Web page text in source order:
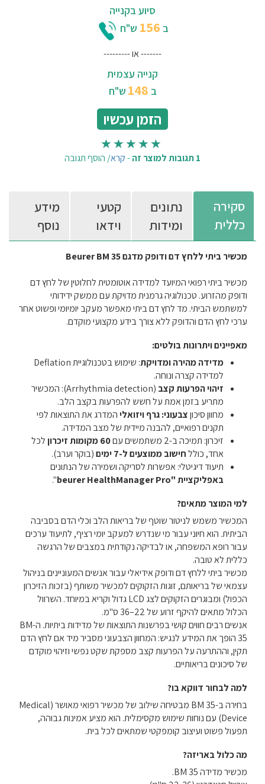
סיוע בקנייה
ב 156 ש"ח
------- או ---------
קנייה עצמית
ב 148 ש"ח
הזמן עכשיו
1 תגובות למוצר זה -קרא/ הוסף תגובה
סקירה
כללית
נתונים
ומידות
קטעי
וידאו
מידע
נוסף
מכשיר ביתי ללחץ דם ודופק מדגם Beurer BM 35
מכשיר ביתי רפואי המיועד למדידה אוטומטית לחלוטין של לחץ דם
ודופק מהזרוע. טכנולוגיה גרמנית מדויקת עם ממשק ידידותי
למשתמש הביתי. מד לחץ דם ביתי מאפשר מעקב יומיומי ופשוט אחר
ערכי לחץ הדם והדופק ללא צורך בידע מקצועי מוקדם.
מאפיינים ויתרונות בולטים:
מדידה מהירה ומדויקת
: שימוש בטכנולוגיית Deflation
למדידה קצרה ונוחה.
זיהוי הפרעות קצב
(Arrhythmia detection): המכשיר
מתריע בזמן אמת על חשש להפרעות בקצב הלב.
מחוון סיכוןצבעוני: גרף ויזואליהמדרג את התוצאות לפי
תקנים רפואיים, להבנה מיידית של מצב המדידה.
זיכרון: תמיכה ב-2 משתמשים עם
60 מקומות זיכרון
לכל
אחד, כוללחישוב ממוצעים ל-7 ימים
(בוקר וערב).
תיעוד דיגיטלי: אפשרות לסריקה ושמירה של הנתונים
באפליקציית "beurer HealthManager Pro
".
למי המוצר מתאים?
המכשיר משמש לניטור שוטף של בריאות הלב וכלי הדם בסביבה
הביתית. הוא חיוני עבור מי שנדרש למעקב יומי רציף, לתיעוד ערכים
עבור רופא המשפחה, או לבדיקה נקודתית במצבים של הרגשה
כללית לא טובה.
מכשיר ביתי ללחץ דם ודופק אידיאלי עבור אנשים המעוניינים בניהול
עצמאי של בריאותם, זוגות הזקוקים למכשיר משותף (בזכות הזיכרון
הכפול) ומבוגרים הזקוקים לצג LCD גדול וקריא במיוחד. השרוול
הכלול מתאים להיקף זרוע של 22–36 ס"מ.
אנשים רבים חווים קושי בפרשנות התוצאות של מדידות ביתיות. ה-BM
35 הופך את המידע לנגיש: המחוון הצבעוני מסביר מיד אם לחץ הדם
תקין, וההתרעה על הפרעות קצב מספקת שקט נפשי וזיהוי מוקדם
של סיכונים בריאותיים.
למה לבחור דווקא בו?
בחירה ב-BM 35 מבטיחה שילוב של מכשיר רפואי מאושר (Medical
Device) עם נוחות שימוש מקסימלית. הוא מציע אמינות גבוהה,
תפעול פשוט ועיצוב קומפקטי שמתאים לכל בית.
מה כלול באריזה?
מכשיר מדידה BM 35.